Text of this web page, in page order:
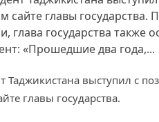
главы государства.
государства также
«Прошедшие два года,...
выступил с
главы государства.